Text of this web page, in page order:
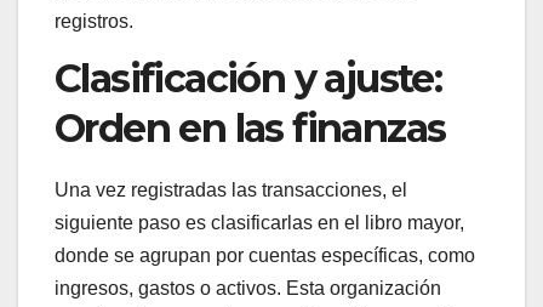
registros.
Clasificación y ajuste:
Orden en las finanzas
Una vez registradas las transacciones, el
siguiente paso es clasificarlas en el libro mayor,
donde se agrupan por cuentas específicas, como
ingresos, gastos o activos. Esta organización